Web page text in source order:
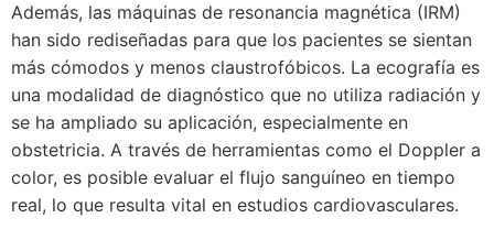
Además, las máquinas de resonancia magnética (IRM)
han sido rediseñadas para que los pacientes se sientan
más cómodos y menos claustrofóbicos. La ecografía es
una modalidad de diagnóstico que no utiliza radiación y
se ha ampliado su aplicación, especialmente en
obstetricia. A través de herramientas como el Doppler a
color, es posible evaluar el flujo sanguíneo en tiempo
real, lo que resulta vital en estudios cardiovasculares.